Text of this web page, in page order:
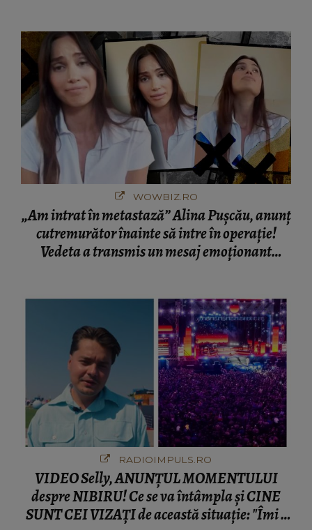
WOWBIZ.RO
„Am intrat în metastază” Alina Pușcău, anunț
cutremurător înainte să intre în operație!
Vedeta a transmis un mesaj emoționant
RADIOIMPULS.RO
VIDEO Selly, ANUNȚUL MOMENTULUI
despre NIBIRU! Ce se va întâmpla și CINE
SUNT CEI VIZAȚI de această situație: "Îmi e